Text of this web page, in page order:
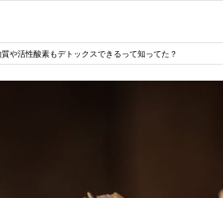
や活性酸素もデトックスできるって知ってた？